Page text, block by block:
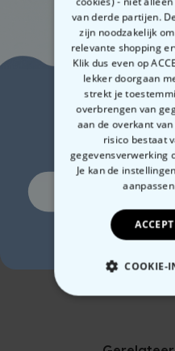
partner in crime om mee
. Een beetjeliquid courage
namelijk helemaal geen slecht
Geschikt voor zowel oudere als
natuurlijk helemaal aan jullie
en origineel cadeau.
Materiaal: RVS
Afmetingen ca. 9,5 x 2 x 13 cm
Gewicht ca. 150 gram
Waarschijnlijk interesseren
Gepersonaliseerde
veldfles met monogram
van derde partijen.
zijn noodzakelijk
relevante shopping
Klik dus even op
lekker doorgaan
strekt je
overbrengen van
aan de overkant
risico bestaat
gegevensverwerking
Je kan de
aanpassen
COOKIE-
10%
Ja,
Nee, ik hou